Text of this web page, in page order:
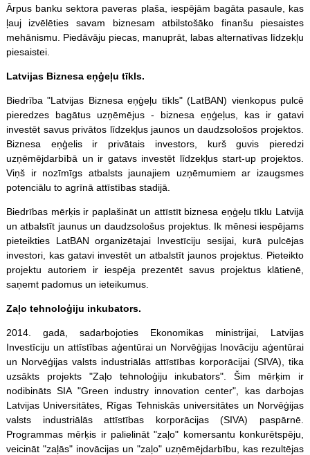
Ārpus banku sektora paveras plaša, iespējām bagāta pasaule, kas
ļauj izvēlēties savam biznesam atbilstošāko finanšu piesaistes
mehānismu. Piedāvāju piecas, manuprāt, labas alternatīvas līdzekļu
piesaistei.
Latvijas Biznesa eņģeļu tīkls.
Biedrība "Latvijas Biznesa eņģeļu tīkls" (LatBAN) vienkopus pulcē
pieredzes bagātus uzņēmējus - biznesa eņģeļus, kas ir gatavi
investēt savus privātos līdzekļus jaunos un daudzsološos projektos.
Biznesa eņģelis ir privātais investors, kurš guvis pieredzi
uzņēmējdarbībā un ir gatavs investēt līdzekļus start-up projektos.
Viņš ir nozīmīgs atbalsts jaunajiem uzņēmumiem ar izaugsmes
potenciālu to agrīnā attīstības stadijā.
Biedrības mērķis ir paplašināt un attīstīt biznesa eņģeļu tīklu Latvijā
un atbalstīt jaunus un daudzsološus projektus. Ik mēnesi iespējams
pieteikties LatBAN organizētajai Investīciju sesijai, kurā pulcējas
investori, kas gatavi investēt un atbalstīt jaunos projektus. Pieteikto
projektu autoriem ir iespēja prezentēt savus projektus klātienē,
saņemt padomus un ieteikumus.
Zaļo tehnoloģiju inkubators.
2014. gadā, sadarbojoties Ekonomikas ministrijai, Latvijas
Investīciju un attīstības aģentūrai un Norvēģijas Inovāciju aģentūrai
un Norvēģijas valsts industriālās attīstības korporācijai (SIVA), tika
uzsākts projekts "Zaļo tehnoloģiju inkubators". Šim mērķim ir
nodibināts SIA "Green industry innovation center", kas darbojas
Latvijas Universitātes, Rīgas Tehniskās universitātes un Norvēģijas
valsts industriālās attīstības korporācijas (SIVA) paspārnē.
Programmas mērķis ir palielināt "zaļo" komersantu konkurētspēju,
veicināt "zaļās" inovācijas un "zaļo" uzņēmējdarbību, kas rezultējas